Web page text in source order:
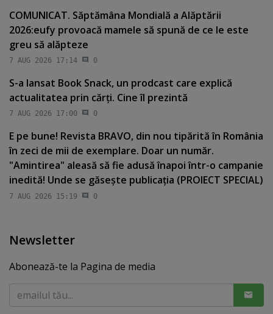
COMUNICAT. Săptămâna Mondială a Alăptării
2026:eufy provoacă mamele să spună de ce le este
greu să alăpteze
7 AUG 2026 17:14 0
S-a lansat Book Snack, un prodcast care explică
actualitatea prin cărţi. Cine îl prezintă
7 AUG 2026 17:00 0
E pe bune! Revista BRAVO, din nou tipărită în România
în zeci de mii de exemplare. Doar un număr.
"Amintirea" aleasă să fie adusă înapoi într-o campanie
inedită! Unde se găseşte publicaţia (PROIECT SPECIAL)
7 AUG 2026 15:19 0
Newsletter
Abonează-te la Pagina de media